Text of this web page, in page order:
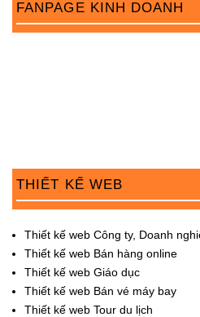
o
FANPAGE KINH DOANH
THIẾT KẾ WEB
Thiết kế web Công ty, Doanh
Thiết kế web Bán hàng online
Thiết kế web Giáo dục
Thiết kế web Bán vé máy bay
Thiết kế web Tour du lịch